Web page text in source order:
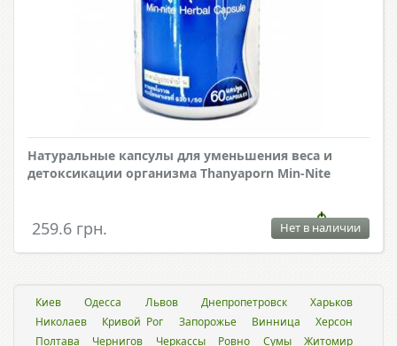
Натуральные капсулы для уменьшения веса и
детоксикации организма Thanyaporn Min-Nite
259.6 грн. Нет в наличии
Киев Одесса Львов Днепропетровск
Харьков
Николаев
Кривой Рог Запорожье Винница
Херсон
Полтава
Чернигов Черкассы Ровно Сумы Житомир